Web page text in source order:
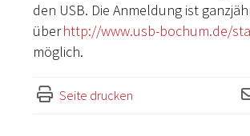
den USB. Die Anmeldung ist
überhttp://www.usb-bochum.de/
möglich.
Seite drucken